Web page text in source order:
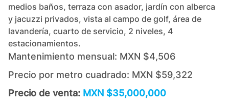
medios baños, terraza con asador, jardín con alberca
y jacuzzi privados, vista al campo de golf, área de
lavandería, cuarto de servicio, 2 niveles, 4
estacionamientos.
Mantenimiento mensual: MXN $4,506
Precio por metro cuadrado: MXN $59,322
Precio de venta: MXN $35,000,000